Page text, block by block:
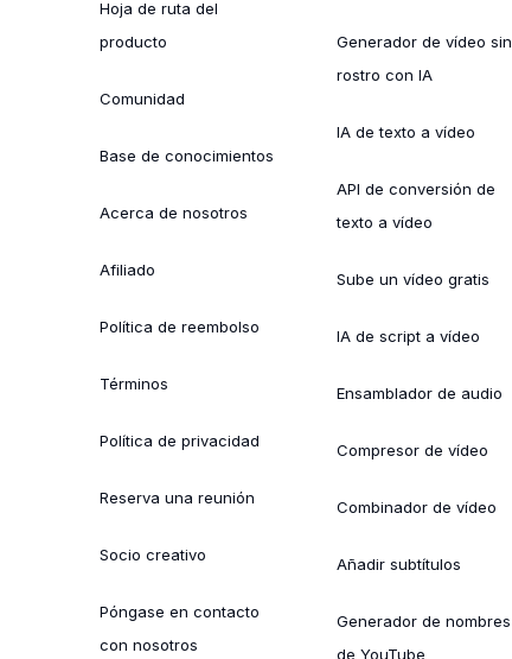
Hoja de ruta del
producto
Comunidad
Base de conocimientos
Acerca de nosotros
Afiliado
Política de reembolso
Términos
Política de privacidad
Reserva una reunión
Socio creativo
Póngase en contacto
con nosotros
Generador de vídeo sin
rostro con IA
IA de texto a vídeo
API de conversión de
texto a vídeo
Sube un vídeo gratis
IA de script a vídeo
Ensamblador de audio
Compresor de vídeo
Combinador de vídeo
Añadir subtítulos
Generador de nombres
de YouTube